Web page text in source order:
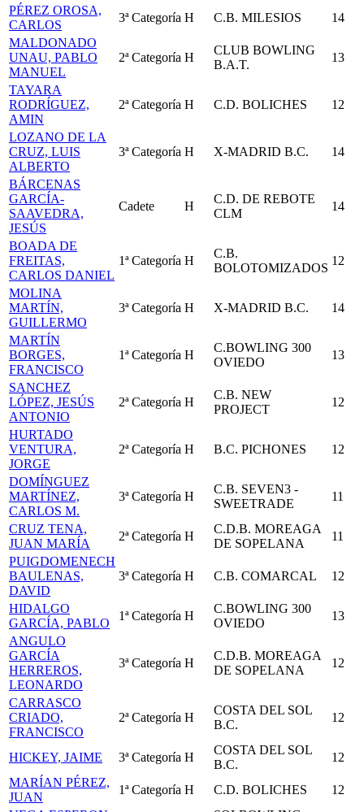
PÉREZ OROSA,
CARLOS
3ª Categoría H C.B. MILESIOS
14
MALDONADO
UNAU, PABLO
MANUEL
2ª Categoría H
CLUB BOWLING
B.A.T.
13
TAYARA
RODRÍGUEZ,
AMIN
2ª Categoría H C.D. BOLICHES 12
LOZANO DE LA
CRUZ, LUIS
ALBERTO
3ª Categoría H X-MADRID B.C. 14
BÁRCENAS
GARCÍA-
SAAVEDRA,
JESÚS
Cadete H
C.D. DE REBOTE
CLM
14
BOADA DE
FREITAS,
CARLOS DANIEL
1ª Categoría H
C.B.
BOLOTOMIZADOS
12
MOLINA
MARTÍN,
GUILLERMO
3ª Categoría H X-MADRID B.C. 14
MARTÍN
BORGES,
FRANCISCO
1ª Categoría H
C.BOWLING 300
OVIEDO
13
SANCHEZ
LÓPEZ, JESÚS
ANTONIO
2ª Categoría H
C.B. NEW
PROJECT
12
HURTADO
VENTURA,
JORGE
2ª Categoría H B.C. PICHONES 12
DOMÍNGUEZ
MARTÍNEZ,
CARLOS M.
3ª Categoría H
C.B. SEVEN3 -
SWEETRADE
11
CRUZ TENA,
JUAN MARÍA
2ª Categoría H
C.D.B. MOREAGA
DE SOPELANA
11
PUIGDOMENECH
BAULENAS,
DAVID
3ª Categoría H C.B. COMARCAL 12
HIDALGO
GARCÍA, PABLO
1ª Categoría H
C.BOWLING 300
OVIEDO
13
ANGULO
GARCÍA
HERREROS,
LEONARDO
3ª Categoría H
C.D.B. MOREAGA
DE SOPELANA
12
CARRASCO
CRIADO,
FRANCISCO
2ª Categoría H
COSTA DEL SOL
B.C.
12
HICKEY, JAIME 3ª Categoría H
COSTA DEL SOL
B.C.
12
MARÍAN PÉREZ,
JUAN
1ª Categoría H C.D. BOLICHES
12